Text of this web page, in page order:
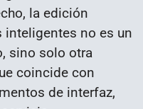
la edición
inteligentes no es un
sino solo otra
coincide con
de interfaz,